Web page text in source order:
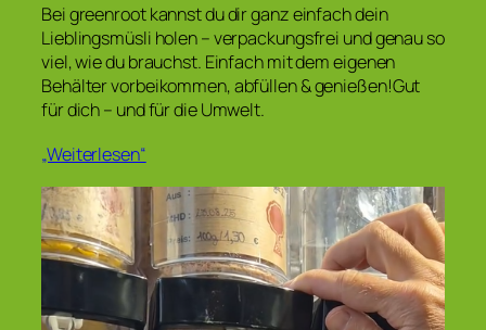
Bei greenroot kannst du dir ganz einfach dein
Lieblingsmüsli holen – verpackungsfrei und genau so
viel, wie du brauchst. Einfach mit dem eigenen
Behälter vorbeikommen, abfüllen & genießen!Gut
für dich – und für die Umwelt.
„Weiterlesen“